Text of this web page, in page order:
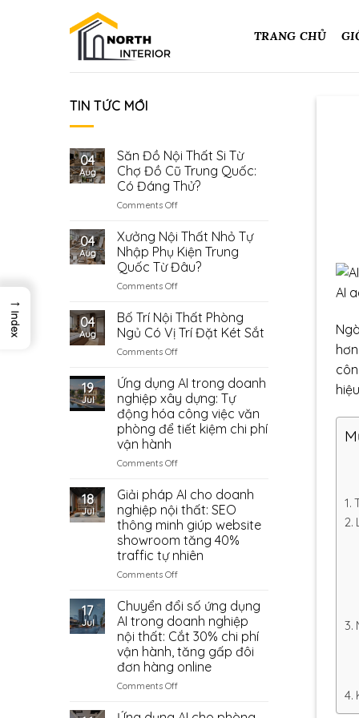
TRANG CHỦ
TIN TỨC MỚI
04
Aug
Săn Đồ Nội Thất Si Từ
Chợ Đồ Cũ Trung Quốc:
Có Đáng Thử?
Comments Offon
Đồ
Nội
Thất
Si
Từ
Đồ
Cũ
Trung
Quốc:
Đáng
Thử?
04
Aug
Xưởng Nội Thất Nhỏ Tự
Nhập Phụ Kiện Trung
Quốc Từ Đâu?
Comments Offon
Nội
Thất
Nhỏ
Tự
Phụ
Kiện
Trung
Quốc
Từ
04
Aug
Bố Trí Nội Thất Phòng
Ngủ Có Vị Trí Đặt Két Sắt
Comments Offon
Trí
Nội
Thất
Phòng
Ngủ
Vị
Két
Sắt
19
Jul
Ứng dụng AI trong doanh
nghiệp xây dựng: Tự
động hóa công việc văn
phòng để tiết kiệm chi phí
vận hành
Comments Offon
dụng
AI
trong
doanh
nghiệp
xây
dựng:
động
hóa
công
việc
văn
phòng
18
Jul
Giải pháp AI cho doanh
nghiệp nội thất: SEO
thông minh giúp website
showroom tăng 40%
traffic tự nhiên
Comments Offon
pháp
AI
cho
doanh
nghiệp
nội
thất:
thông
17
Jul
Chuyển đổi số ứng dụng
AI trong doanh nghiệp
nội thất: Cắt 30% chi phí
vận hành, tăng gấp đôi
đơn hàng online
Comments Offon
đổi
AI
→
Index